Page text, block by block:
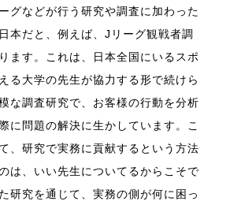
グなどが行う研究や調査に加わった
本だと、例えば、Jリーグ観戦者調
ます。これは、日本全国にいるスポ
る大学の先生が協力する形で続けら
な調査研究で、お客様の行動を分析
に問題の解決に生かしています。こ
、研究で実務に貢献するという方法
は、いい先生についてるからこそで
研究を通じて、実務の側が何に困っ